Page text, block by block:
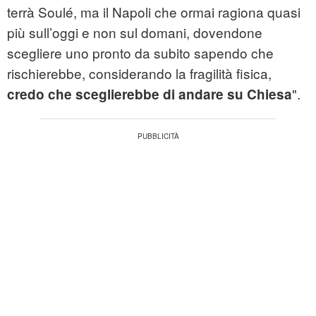
terrà Soulé, ma il Napoli che ormai ragiona quasi
più sull’oggi e non sul domani, dovendone
scegliere uno pronto da subito sapendo che
rischierebbe, considerando la fragilità fisica,
credo che sceglierebbe di andare su Chiesa".